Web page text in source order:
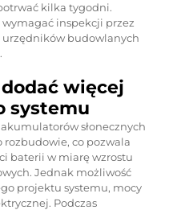
kilka tygodni.
inspekcji przez
budowlanych
więcej
systemu
słonecznych
rozbudowie, co pozwala
baterii w miarę wzrostu
Jednak możliwość
projektu systemu, mocy
Podczas